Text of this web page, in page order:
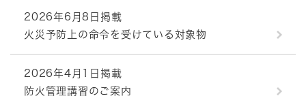
2026年6月8日掲載
火災予防上の命令を受けている対象物
2026年4月1日掲載
防火管理講習のご案内